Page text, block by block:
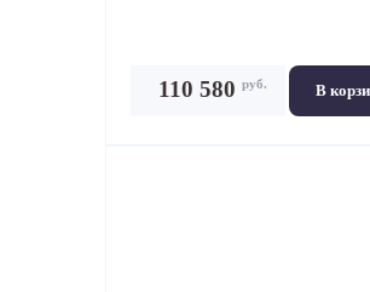
В
110 580 руб.